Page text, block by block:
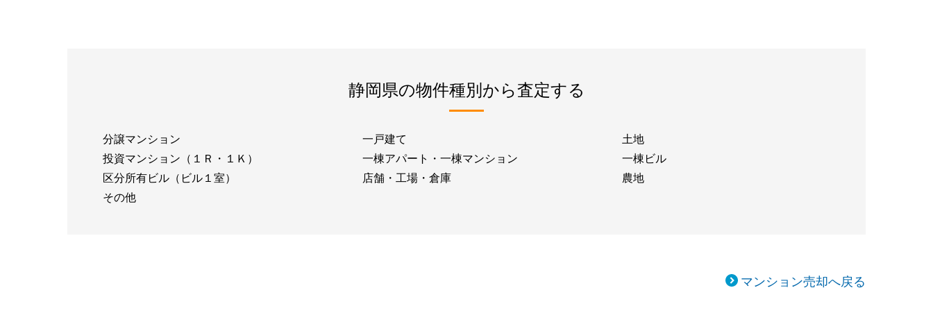
静岡県の物件種別から査定する
分譲マンション 一戸建て
土地
投資マンション（１Ｒ・１Ｋ）
一棟アパート・一棟マンション
一棟ビル
区分所有ビル（ビル１室）
店舗・工場・倉庫
農地
その他
マンション売却へ戻る